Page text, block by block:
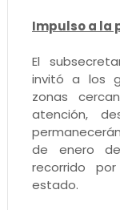
Impulso a la
El
invitó a los
zonas
atención,
de enero
recorrido
estado.